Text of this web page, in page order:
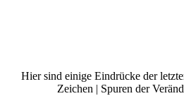
Hier sind einige Eindrücke der
Zeichen | Spuren der